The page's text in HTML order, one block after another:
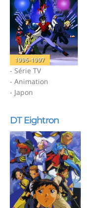
1996-1997
- Série TV
- Animation
- Japon
DT Eightron